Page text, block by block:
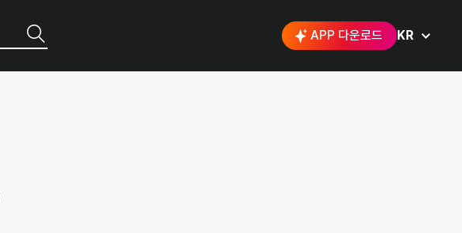
APP 다운로드 KR